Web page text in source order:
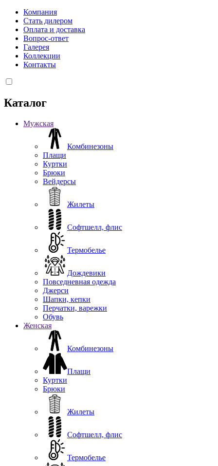
Компания
Стать дилером
Оплата и доставка
Вопрос-ответ
Галерея
Коллекции
Контакты
Каталог
Мужская
Комбинезоны
Плащи
Куртки
Брюки
Вейдерсы
Жилеты
Софтшелл, флис
Термобелье
Дождевики
Повседневная одежда
Джерси
Шапки, кепки
Перчатки, варежки
Обувь
Женская
Комбинезоны
Плащи
Куртки
Брюки
Жилеты
Софтшелл, флис
Термобелье